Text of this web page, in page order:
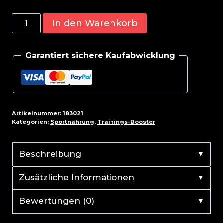
Genius
Nutrition
Pre
400g
Menge
In den Warenkorb
Garantiert sichere Kaufabwicklung
Artikelnummer: 183021
Kategorien: Sportnahrung, Trainings-Booster
Beschreibung ▼
Zusätzliche Informationen ▼
Bewertungen (0) ▼